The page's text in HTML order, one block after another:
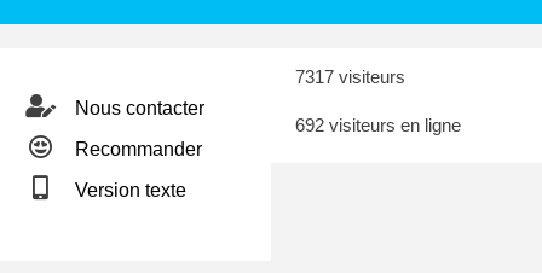
Nous contacter
Recommander
Version texte
7317 visiteurs
692 visiteurs en ligne